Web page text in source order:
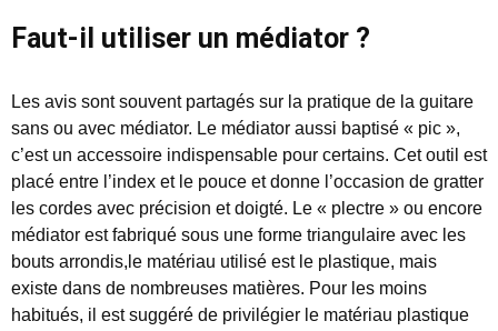
Faut-il utiliser un médiator ?
Les avis sont souvent partagés sur la pratique de la guitare
sans ou avec médiator. Le médiator aussi baptisé « pic »,
c’est un accessoire indispensable pour certains. Cet outil est
placé entre l’index et le pouce et donne l’occasion de gratter
les cordes avec précision et doigté. Le « plectre » ou encore
médiator est fabriqué sous une forme triangulaire avec les
bouts arrondis,le matériau utilisé est le plastique, mais
existe dans de nombreuses matières. Pour les moins
habitués, il est suggéré de privilégier le matériau plastique